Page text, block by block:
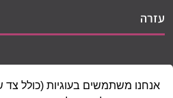
אנחנו משתמשים בעוגיות (כולל צד
עזרה